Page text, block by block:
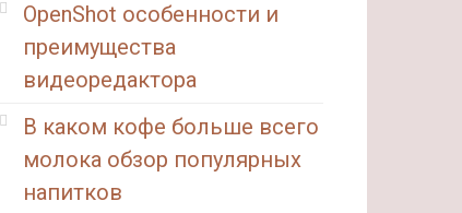
OpenShot особенности и
преимущества
видеоредактора
В каком кофе больше всего
молока обзор популярных
напитков